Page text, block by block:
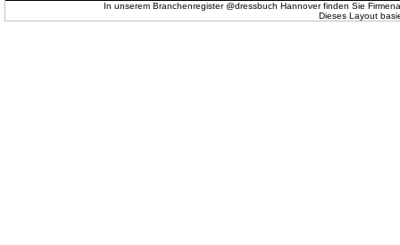
In unserem Branchenregister @dressbuch Hannover finden Sie
Dieses Layout